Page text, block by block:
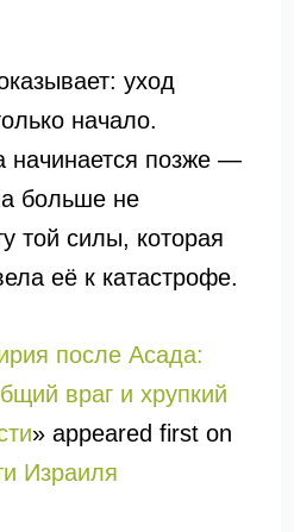
уход
начало.
начинается позже —
больше не
той силы, которая
её к катастрофе.
после Асада:
враг и хрупкий
» appeared first on
Израиля